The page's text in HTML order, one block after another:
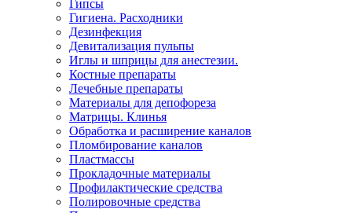
Гипсы
Гигиена. Расходники
Дезинфекция
Девитализация пульпы
Иглы и шприцы для анестезии.
Костные препараты
Лечебные препараты
Материалы для депофореза
Матрицы. Клинья
Обработка и расширение каналов
Пломбирование каналов
Пластмассы
Прокладочные материалы
Профилактические средства
Полировочные средства